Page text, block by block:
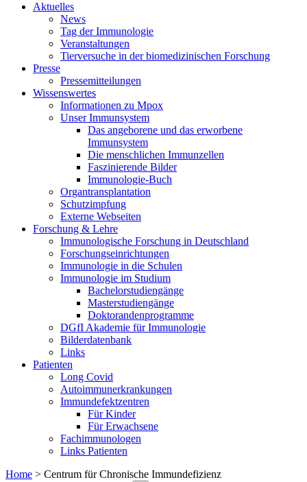
Aktuelles
News
Tag der Immunologie
Veranstaltungen
Tierversuche in der biomedizinischen Forschung
Presse
Pressemitteilungen
Wissenswertes
Informationen zu Mpox
Unser Immunsystem
Das angeborene und das erworbene
Immunsystem
Die menschlichen Immunzellen
Faszinierende Bilder
Immunologie-Buch
Organtransplantation
Schutzimpfung
Externe Webseiten
Forschung & Lehre
Immunologische Forschung in Deutschland
Forschungseinrichtungen
Immunologie in die Schulen
Immunologie im Studium
Bachelorstudiengänge
Masterstudiengänge
Doktorandenprogramme
DGfI Akademie für Immunologie
Bilderdatenbank
Links
Patienten
Long Covid
Autoimmunerkrankungen
Immundefektzentren
Für Kinder
Für Erwachsene
Fachimmunologen
Links Patienten
Home > Centrum für Chronische Immundefizienz